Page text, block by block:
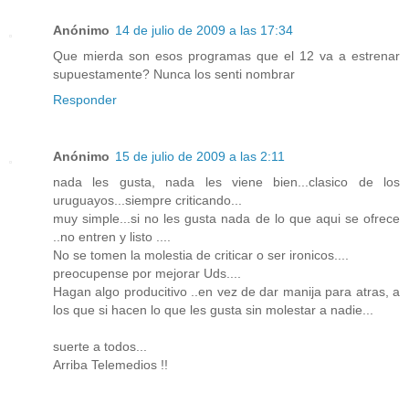
Anónimo 14 de julio de 2009 a las 17:34
Que mierda son esos programas que el 12 va a estrenar
supuestamente? Nunca los senti nombrar
Responder
Anónimo 15 de julio de 2009 a las 2:11
nada les gusta, nada les viene bien...clasico de los
uruguayos...siempre criticando...
muy simple...si no les gusta nada de lo que aqui se ofrece
..no entren y listo ....
No se tomen la molestia de criticar o ser ironicos....
preocupense por mejorar Uds....
Hagan algo producitivo ..en vez de dar manija para atras, a
los que si hacen lo que les gusta sin molestar a nadie...
suerte a todos...
Arriba Telemedios !!